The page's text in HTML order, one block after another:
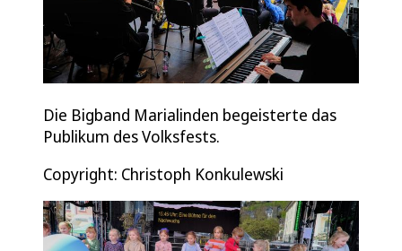
Die Bigband Marialinden begeisterte das
Publikum des Volksfests.
Copyright: Christoph Konkulewski